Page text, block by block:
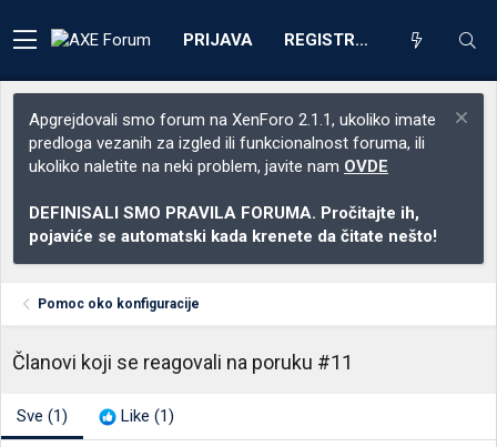
PRIJAVA REGISTRACIJA
Apgrejdovali smo forum na XenForo 2.1.1, ukoliko imate
predloga vezanih za izgled ili funkcionalnost foruma, ili
ukoliko naletite na neki problem, javite nam OVDE
DEFINISALI SMO PRAVILA FORUMA. Pročitajte ih,
pojaviće se automatski kada krenete da čitate nešto!
Pomoc oko konfiguracije
Članovi koji se reagovali na poruku #11
Sve (1) Like (1)